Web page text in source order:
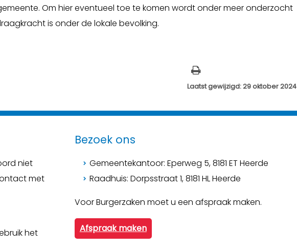
Om hier eventueel toe te komen wordt onder meer onderzocht
is onder de lokale bevolking.
Laatst gewijzigd: 29 oktober 2024
niet
met
het
Bezoek ons
Gemeentekantoor: Eperweg 5, 8181 ET Heerde
Raadhuis: Dorpsstraat 1, 8181 HL Heerde
Voor Burgerzaken moet u een afspraak maken.
Afspraak maken